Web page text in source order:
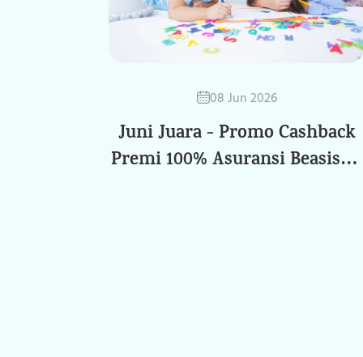
08 Jun 2026
Juni Juara - Promo Cashback
Premi 100% Asuransi Beasiswa